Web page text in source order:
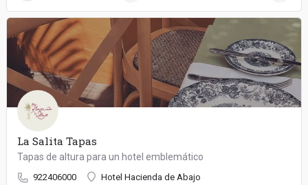
La Salita Tapas
Tapas de altura para un hotel emblemático
922406000 Hotel Hacienda de Abajo